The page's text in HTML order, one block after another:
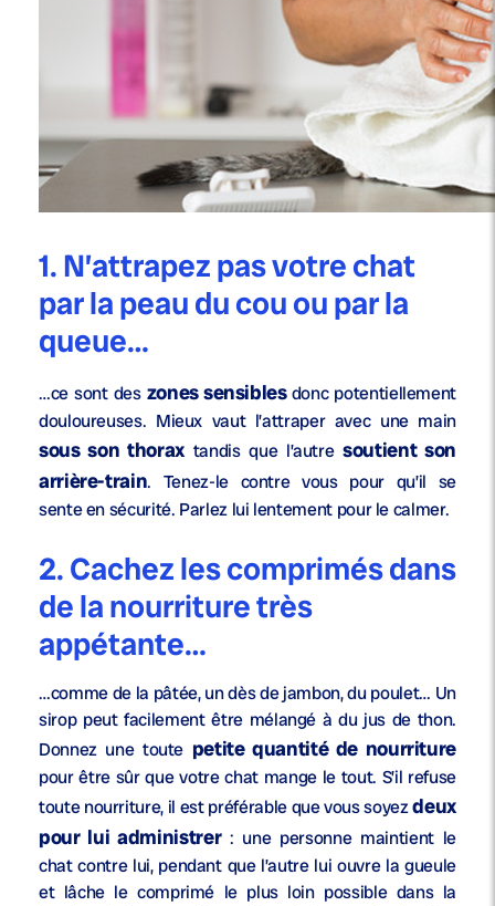
1. N’attrapez pas votre chat
par la peau du cou ou par la
queue…
…ce sont des zones sensiblesdonc potentiellement
douloureuses. Mieux vaut l’attraper avec une main
sous son thoraxtandis que l’autresoutient son
arrière-train. Tenez-le contre vous pour qu’il se
sente en sécurité. Parlez lui lentement pour le calmer.
2. Cachez les comprimés dans
de la nourriture très
appétante…
…comme de la pâtée, un dès de jambon, du poulet… Un
sirop peut facilement être mélangé à du jus de thon.
Donnez une toute petite quantité de nourriture
pour être sûr que votre chat mange le tout. S’il refuse
toute nourriture, il est préférable que vous soyezdeux
pour lui administrer: une personne maintient le
chat contre lui, pendant que l’autre lui ouvre la gueule
et lâche le comprimé le plus loin possible dans la